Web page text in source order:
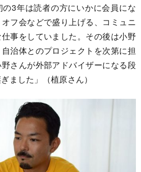
の3年は読者の方にいかに会員にな
フ会などで盛り上げる、コミュニ
事をしていました。その後は小野
治体とのプロジェクトを次第に担
さんが外部アドバイザーになる段
ました」（植原さん）